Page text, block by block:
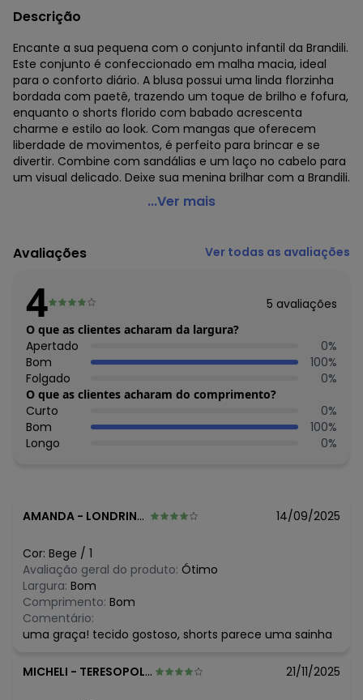
Descrição
Encante a sua pequena com o conjunto infantil da Brandili.
Este conjunto é confeccionado em malha macia, ideal
para o conforto diário. A blusa possui uma linda florzinha
bordada com paetê, trazendo um toque de brilho e fofura,
enquanto o shorts florido com babado acrescenta
charme e estilo ao look. Com mangas que oferecem
liberdade de movimentos, é perfeito para brincar e se
divertir. Combine com sandálias e um laço no cabelo para
um visual delicado. Deixe sua menina brilhar com a Brandili.
Brandili - Conjunto Infantil Brilhante de Flores Bege
Modelagem: Ampla
Comprimento da Manga: Curta
Decote Frente : Redondo
Decote Costas: Redondo
Fornecedor: BRANDILI TÊXTIL LTDA / CNPJ 84.229.889/0001-
Feito: Brasil
Cuidados para conservação do produto: Não usar
alvejante a base de cloro
Tecido: Malha
Composição: 100% ALGODÃO
Histórico de preços
agosto/2026
N/D*
junho/2026
maio/2026
abril/2026
março/2026
fevereiro/2026
...Ver mais
Avaliações Ver todas as avaliações
4 5 avaliações
O que as clientes acharam da largura?
Apertado 0%
Bom
100%
Folgado
0%
O que as clientes acharam do comprimento?
Curto 0%
Bom
100%
Longo
0%
AMANDA - LONDRINA - PR 14/09/2025
Cor: Bege / 1
Avaliação geral do produto: Ótimo
Largura: Bom
Comprimento: Bom
Comentário:
uma graça! tecido gostoso, shorts parece uma sainha
MICHELI - TERESOPOLIS - RJ 21/11/2025